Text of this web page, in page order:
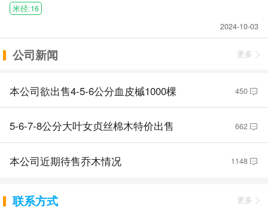
米径:16
2024-10-03
公司新闻 更多
本公司欲出售4-5-6公分血皮槭1000棵 450
5-6-7-8公分大叶女贞丝棉木特价出售 662
本公司近期待售乔木情况 1148
联系方式 更多